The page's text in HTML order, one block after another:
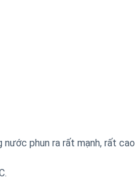
phun ra rất mạnh, rất cao